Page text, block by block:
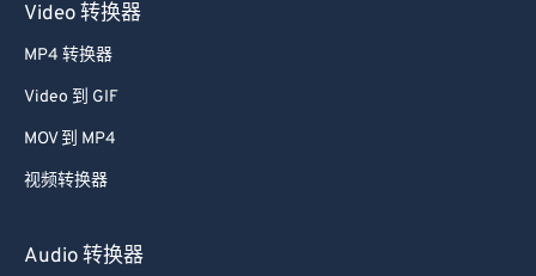
Video 转换器
MP4 转换器
Video 到 GIF
MOV 到 MP4
视频转换器
Audio 转换器